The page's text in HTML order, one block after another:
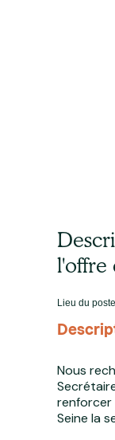
l'offre
Lieu du
Nous
renforcer
Seine la